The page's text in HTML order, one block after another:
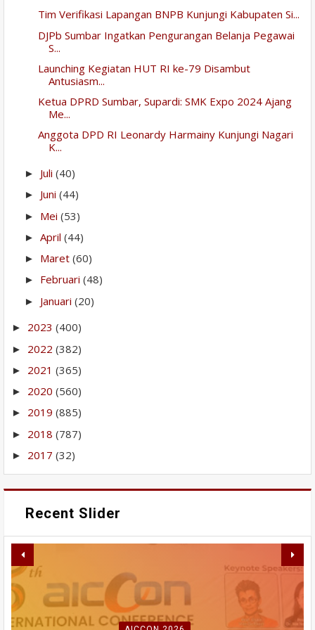
Tim Verifikasi Lapangan BNPB Kunjungi Kabupaten Si...
DJPb Sumbar Ingatkan Pengurangan Belanja Pegawai
S...
Launching Kegiatan HUT RI ke-79 Disambut
Antusiasm...
Ketua DPRD Sumbar, Supardi: SMK Expo 2024 Ajang
Me...
Anggota DPD RI Leonardy Harmainy Kunjungi Nagari
K...
► Juli (40)
► Juni (44)
► Mei (53)
► April (44)
► Maret (60)
► Februari (48)
► Januari (20)
► 2023 (400)
► 2022 (382)
► 2021 (365)
► 2020 (560)
► 2019 (885)
► 2018 (787)
► 2017 (32)
Recent Slider
PERBAIKAN IPA GUNUNG
PANGILUN DIMULAI,
RABU INI MAHASISWA AKAN
BERDEMONSTRASI DI
WAKO FADLY AMRAN TERIMA